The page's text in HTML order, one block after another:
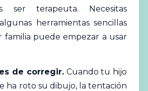
ser terapeuta. Necesitas
herramientas sencillas
puede empezar a usar
de corregir.Cuando tu hijo
ha roto su dibujo, la tentación